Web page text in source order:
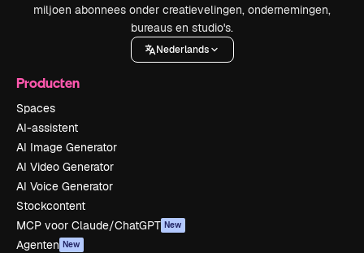
miljoen abonnees onder creatievelingen, ondernemingen,
bureaus en studio's.
Nederlands
Producten
Spaces
AI-assistent
AI Image Generator
AI Video Generator
AI Voice Generator
Stockcontent
MCP voor Claude/ChatGPT New
Agenten New